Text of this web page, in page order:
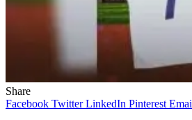
Share
Facebook Twitter LinkedIn Pinterest